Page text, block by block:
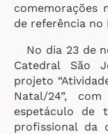
comemorações
de referência no
No dia 23 de
Catedral São
projeto
Natal/24”,
espetáculo de
profissional da